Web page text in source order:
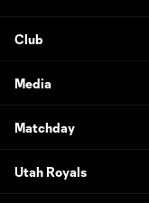
Club
Media
Matchday
Utah Royals